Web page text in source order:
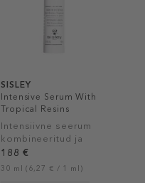
SISLEY
Intensive Serum With
Tropical Resins
Intensiivne seerum
kombineeritud ja
rasusele nahale
188 €
30 ml (6,27 € / 1 ml)